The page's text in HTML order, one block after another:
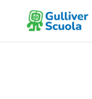
contenuto